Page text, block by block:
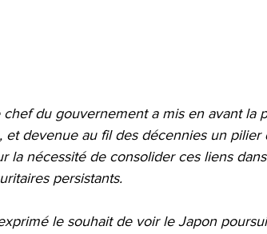
du gouvernement a mis en avant la
et devenue au fil des décennies un pilier
la nécessité de consolider ces liens
persistants.
le souhait de voir le Japon